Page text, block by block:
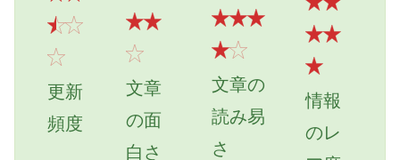
更新
頻度
文章
の面
白さ
文章の
読み易
さ
情報
のレ